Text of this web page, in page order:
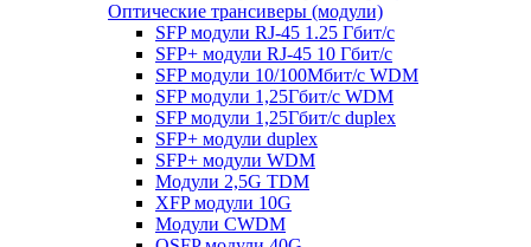
Оптические трансиверы (модули)
SFP модули RJ-45 1.25 Гбит/c
SFP+ модули RJ-45 10 Гбит/c
SFP модули 10/100Мбит/с WDM
SFP модули 1,25Гбит/с WDM
SFP модули 1,25Гбит/с duplex
SFP+ модули duplex
SFP+ модули WDM
Модули 2,5G TDM
XFP модули 10G
Модули CWDM